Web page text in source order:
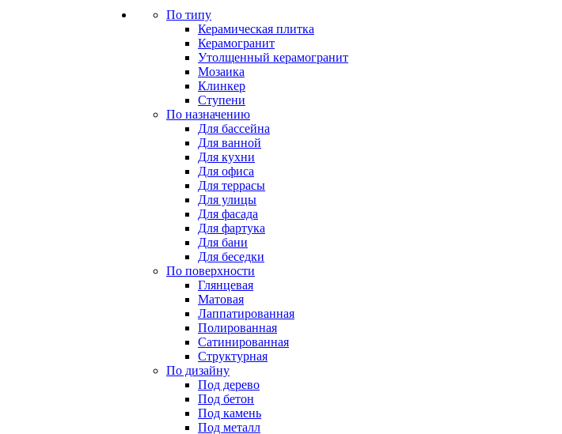
По типу
Керамическая плитка
Керамогранит
Утолщенный керамогранит
Мозаика
Клинкер
Ступени
По назначению
Для бассейна
Для ванной
Для кухни
Для офиса
Для террасы
Для улицы
Для фасада
Для фартука
Для бани
Для беседки
По поверхности
Глянцевая
Матовая
Лаппатированная
Полированная
Сатинированная
Структурная
По дизайну
Под дерево
Под бетон
Под камень
Под металл